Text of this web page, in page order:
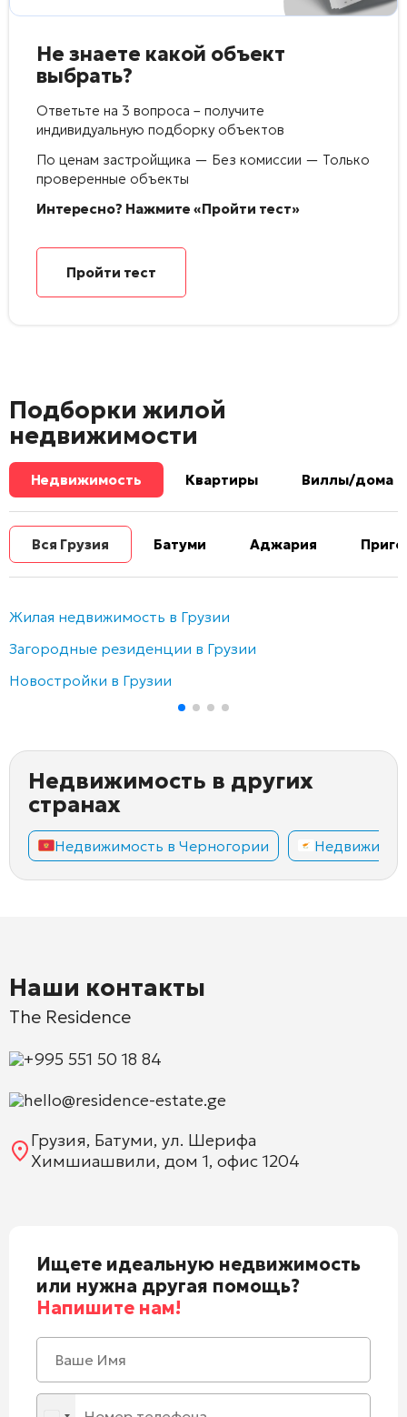
Не знаете какой объект
выбрать?
Ответьте на 3 вопроса – получите
индивидуальную подборку объектов
По ценам застройщика — Без комиссии — Только
проверенные объекты
Интересно? Нажмите «Пройти тест»
Пройти тест
Подборки жилой
недвижимости
Недвижимость Квартиры Виллы/дома
Вся Грузия Батуми Аджария
Жилая недвижимость в Грузии
Загородные резиденции в Грузии
Новостройки в Грузии
Недвижимость в других
странах
Недвижимость в Черногории
Наши контакты
The Residence
+995 551 50 18 84
hello@residence-estate.ge
Грузия, Батуми, ул. Шерифа
Химшиашвили, дом 1, офис 1204
Ищете идеальную недвижимость
или нужна другая помощь?
Напишите нам!